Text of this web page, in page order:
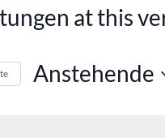
at this
Anstehende